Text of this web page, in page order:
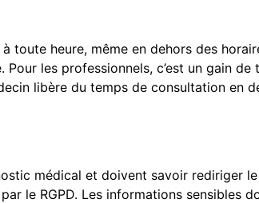
toute heure, même en dehors des
les professionnels, c’est un gain de
libère du temps de consultation en
médical et doivent savoir rediriger
le RGPD. Les informations sensibles